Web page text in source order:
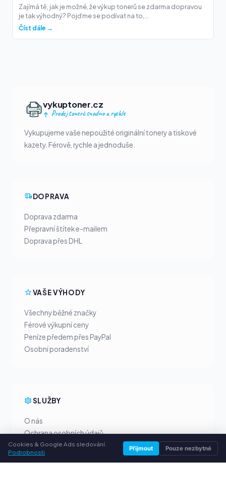
Zajímá tě, jak je možné, že výkup tonerů se zdarma dopravou
je tak výhodný? Pojďme se podívat na to,...
Číst dále →
vykuptoner.cz
Prodej tonerů snadno a rychle
Vykupujeme vaše nepoužité originální tonery a tiskové
kazety. Férově, rychle a jednoduše.
DOPRAVA
Doprava zdarma
Přepravní štítek e-mailem
Doprava přes DHL
VAŠE VÝHODY
Všechny běžné značky
Férové výkupní ceny
Peníze předem přes PayPal
Osobní poradenství
SLUŽBY
O nás
Ochrana osobních údajů
Kontakt / Právní informace
Časté dotazy (FAQ)
Cookies & Google Ads sledování.
Podrobnosti
Přijmout Pouze nezbytné